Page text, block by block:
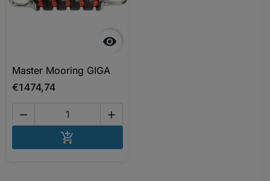

Master Mooring GIGA
€1 474,74
 
